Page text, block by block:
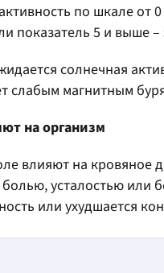
по шкале от
показатель 5 и выше –
солнечная
слабым магнитным
на организм
влияют на кровяное
усталостью или
или ухудшается